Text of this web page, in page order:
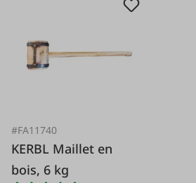
#FA11740
KERBL Maillet en
bois, 6 kg